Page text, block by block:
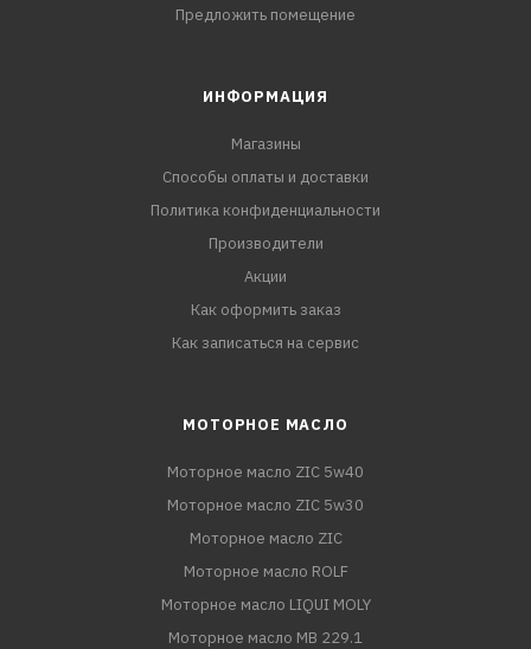
Предложить помещение
ИНФОРМАЦИЯ
Магазины
Способы оплаты и доставки
Политика конфиденциальности
Производители
Акции
Как оформить заказ
Как записаться на сервис
МОТОРНОЕ МАСЛО
Моторное масло ZIC 5w40
Моторное масло ZIC 5w30
Моторное масло ZIC
Моторное масло ROLF
Моторное масло LIQUI MOLY
Моторное масло MB 229.1